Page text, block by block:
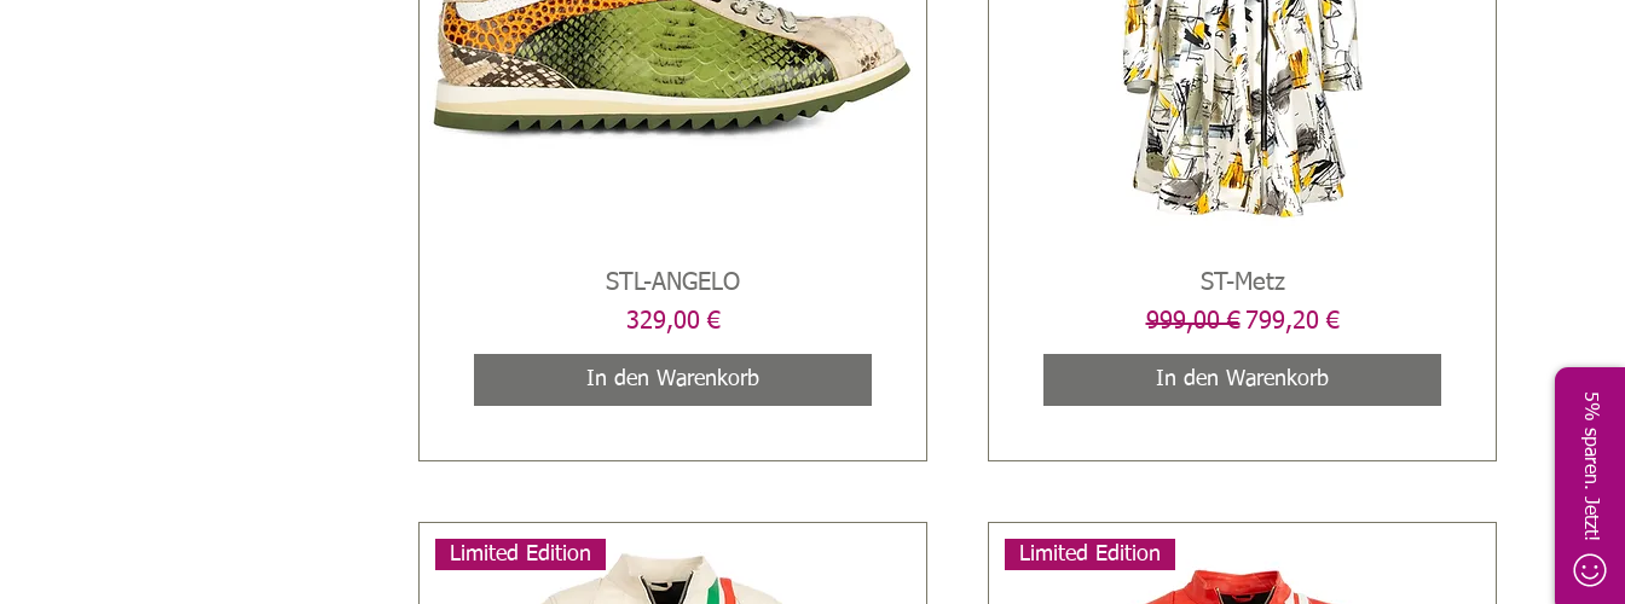
5% sparen. Jetzt!
Schnellansicht
STL-ANGELO
Preis
329,00 €
In den Warenkorb
Schnellansicht
ST-Metz
Standardpreis
999,00 € Sale-Preis
799,20 €
In den Warenkorb
Limited Edition Limited Edition